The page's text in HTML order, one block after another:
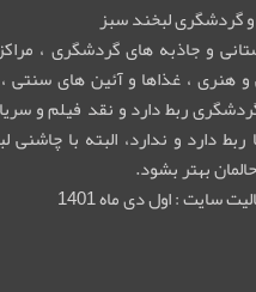
گردشگری لبخند سبز
و جاذبه های گردشگری ،
و هنری ، غذاها و آئین های
ربط دارد و نقد فیلم و
دارد و ندارد، البته با
بهتر بشود.
سایت : اول دی ماه 1401